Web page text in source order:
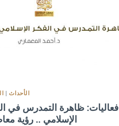
الأحداث|
فعاليات: ظاهرة التمدرس في
الإسلامي .. رؤية